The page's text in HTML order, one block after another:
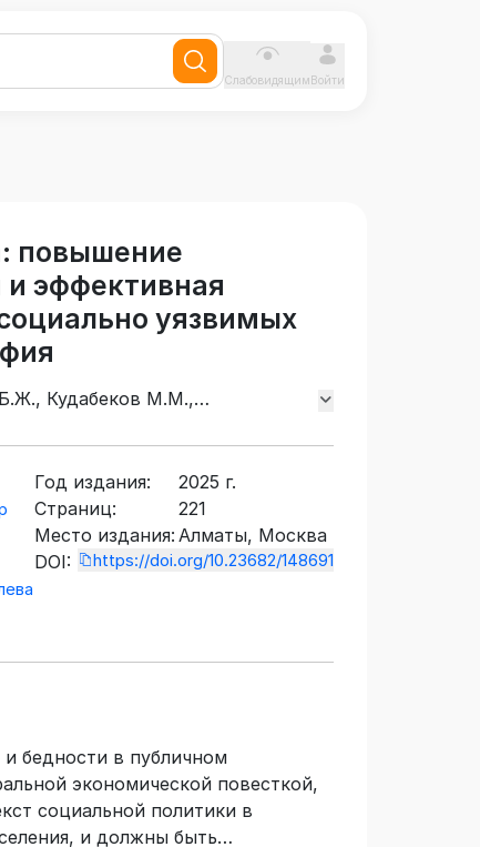
СлабовидящимВойти
повышение
и эффективная
уязвимых
Кудабеков М.М.,
Год издания:
2025 г.
Страниц:
221
Место издания: Алматы, Москва
DOI:
https://doi.org/10.23682/148691
бедности в публичном
экономической повесткой,
социальной политики в
и должны быть